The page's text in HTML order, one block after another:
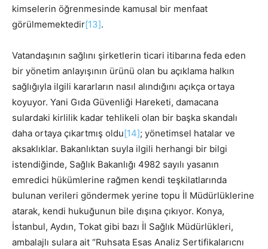
kimselerin öğrenmesinde kamusal bir menfaat
görülmemektedir[13].
Vatandaşının sağlını şirketlerin ticari itibarına feda eden
bir yönetim anlayışının ürünü olan bu açıklama halkın
sağlığıyla ilgili kararların nasıl alındığını açıkça ortaya
koyuyor. Yani Gıda Güvenliği Hareketi, damacana
sulardaki kirlilik kadar tehlikeli olan bir başka skandalı
daha ortaya çıkartmış oldu[14]; yönetimsel hatalar ve
aksaklıklar. Bakanlıktan suyla ilgili herhangi bir bilgi
istendiğinde, Sağlık Bakanlığı 4982 sayılı yasanın
emredici hükümlerine rağmen kendi teşkilatlarında
bulunan verileri göndermek yerine topu İl Müdürlüklerine
atarak, kendi hukuğunun bile dışına çıkıyor. Konya,
İstanbul, Aydın, Tokat gibi bazı İl Sağlık Müdürlükleri,
ambalajlı sulara ait “Ruhsata Esas Analiz Sertifikalarıcnı